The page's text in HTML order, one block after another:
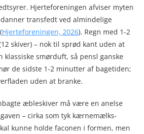
Hjerteforeningen afviser myten
transfedt ved almindelige
Hjerte­foreningen, 2026). Regn med 1-2
skiver) – nok til sprød kant uden at
klassiske smørduft, så pensl ganske
de sidste 1-2 minutter af bagetiden;
uden at branke.
æbleskiver må være en anelse
– cirka som tyk kærnemælks-
kunne holde faconen i formen, men